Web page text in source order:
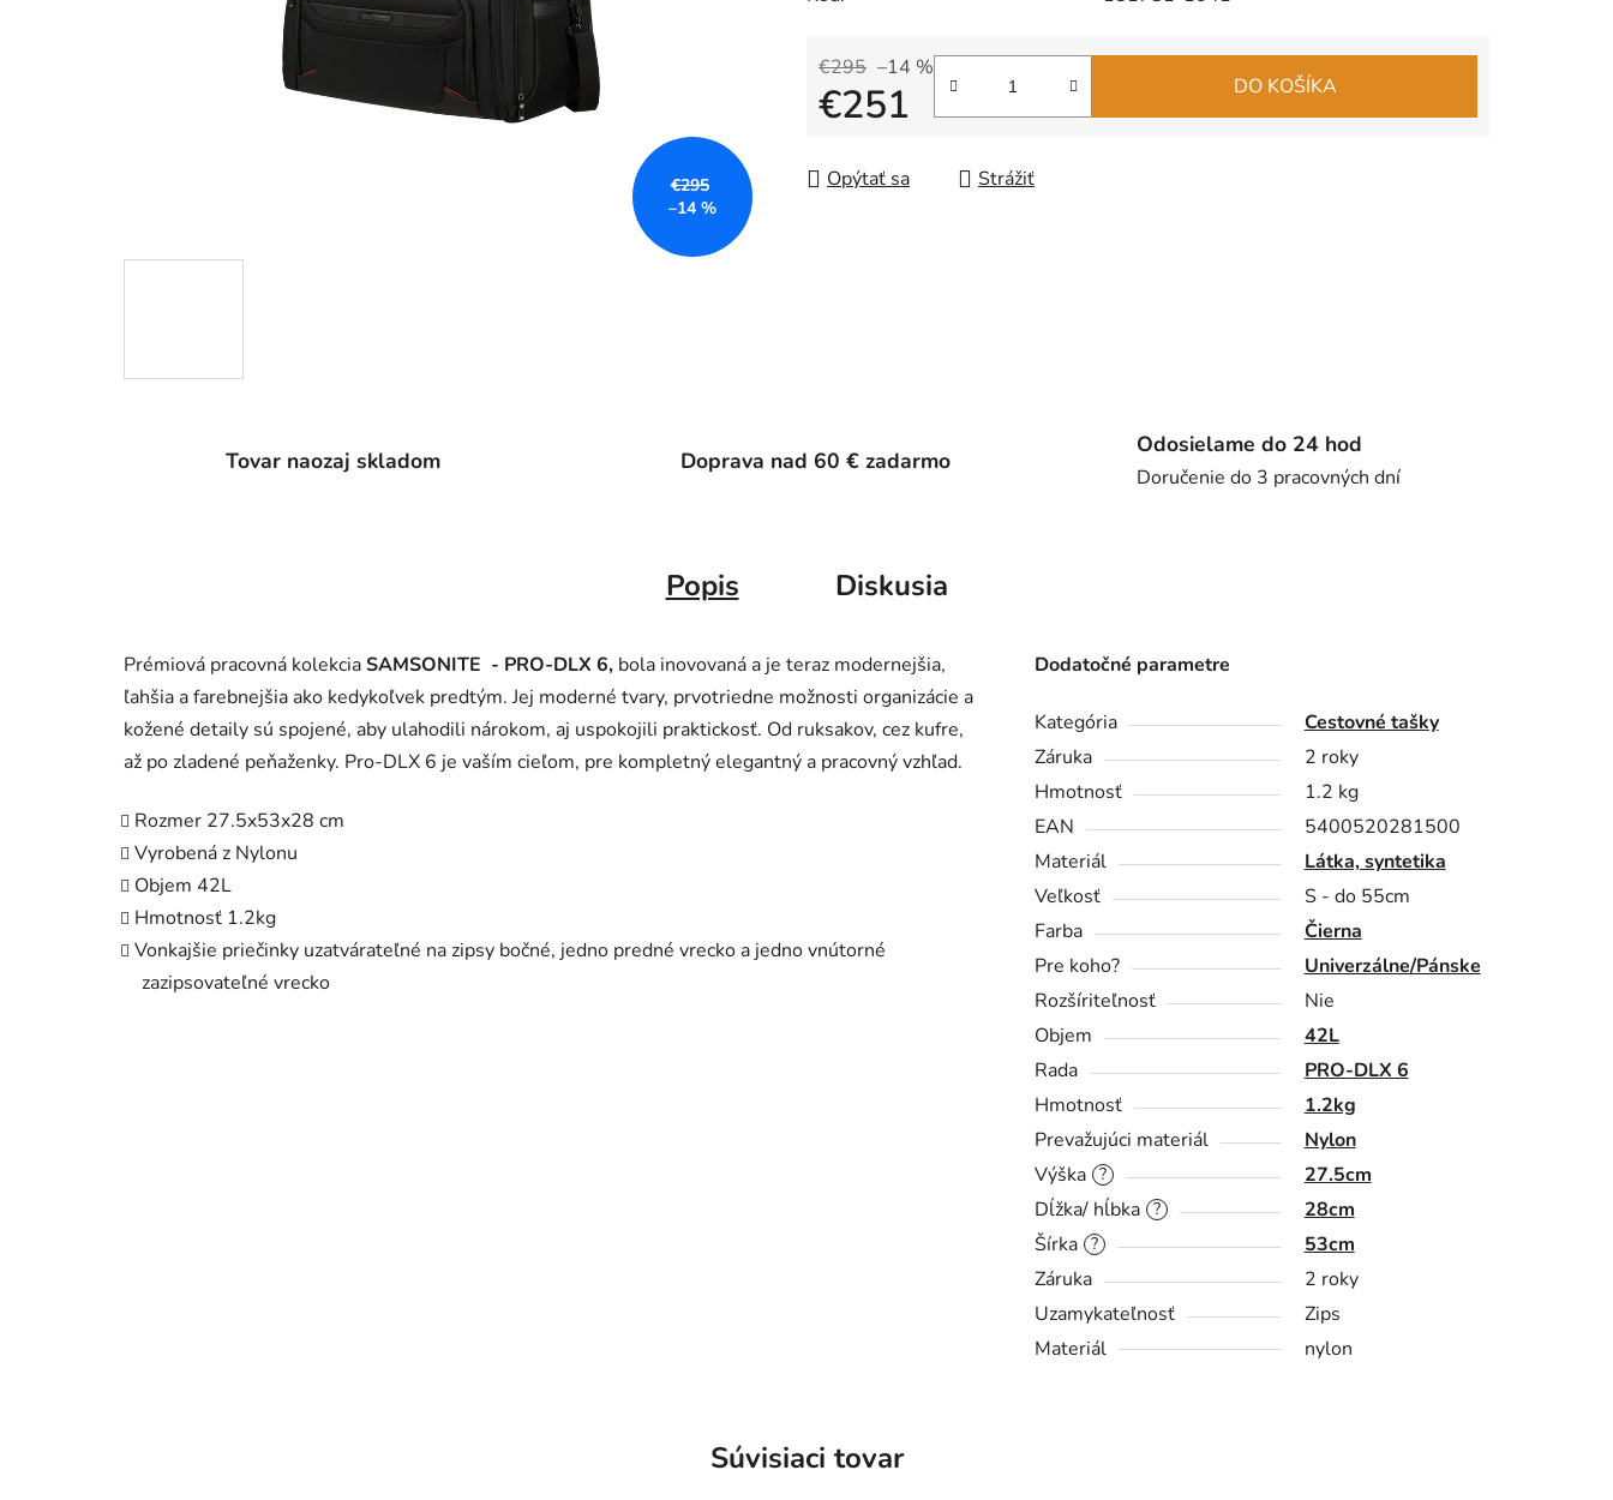
€295 –14 %
€251 DO KOŠÍKA
Opýtať sa Strážiť
€295
–14 %
Tovar naozaj skladom Doprava nad 60 € zadarmo
Odosielame do 24 hod
Doručenie do 3 pracovných dní
Popis Diskusia
Prémiová pracovná kolekciaSAMSONITE - PRO-DLX 6, bola inovovaná a je teraz modernejšia,
ľahšia a farebnejšia ako kedykoľvek predtým. Jej moderné tvary, prvotriedne možnosti organizácie a
kožené detaily sú spojené, aby ulahodili nárokom, aj uspokojili praktickosť. Od ruksakov, cez kufre,
až po zladené peňaženky. Pro-DLX 6 je vaším cieľom, pre kompletný elegantný a pracovný vzhľad.
Rozmer 27.5x53x28 cm
Vyrobená z Nylonu
Objem 42L
Hmotnosť 1.2kg
Vonkajšie priečinky uzatvárateľné na zipsy bočné, jedno predné vrecko a jedno vnútorné
zazipsovateľné vrecko
Dodatočné parametre
Kategória
Cestovné tašky
Záruka
2 roky
Hmotnosť
1.2 kg
EAN
5400520281500
Materiál
Látka, syntetika
Veľkosť
S - do 55cm
Farba
Čierna
Pre koho?
Univerzálne/Pánske
Rozšíriteľnosť
Nie
Objem
42L
Rada
PRO-DLX 6
Hmotnosť
1.2kg
Prevažujúci materiál
Nylon
?
Výška 27.5cm
?
Dĺžka/ hĺbka 28cm
?
Šírka
53cm
Záruka
2 roky
Uzamykateľnosť
Zips
Materiál
nylon
Súvisiaci tovar